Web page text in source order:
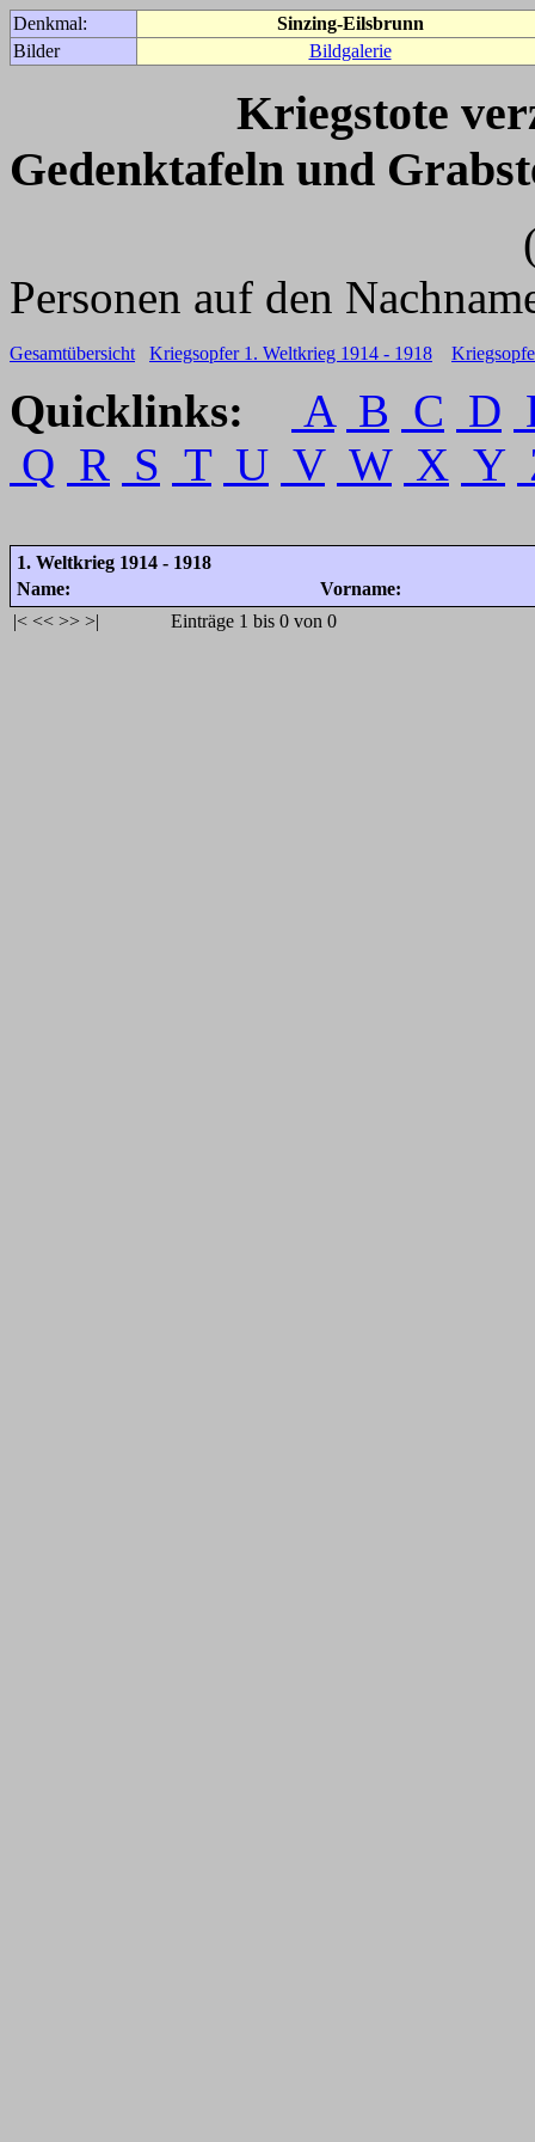
Denkmal:
Sinzing-Eilsbrunn
Bilder
Bildgalerie
Kriegstote
Gedenktafeln und
(Für weitere
Personen auf den
Gesamtübersicht Kriegsopfer 1. Weltkrieg 1914 - 1918
Quicklinks: A B C D
Q R S T U V W X Y
1. Weltkrieg 1914 - 1918
Name:
Vorname:
|< << >> >| Einträge 1 bis 0 von 0